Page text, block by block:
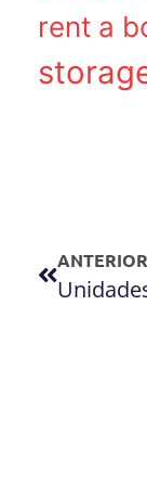
rent a
ANTERIOR